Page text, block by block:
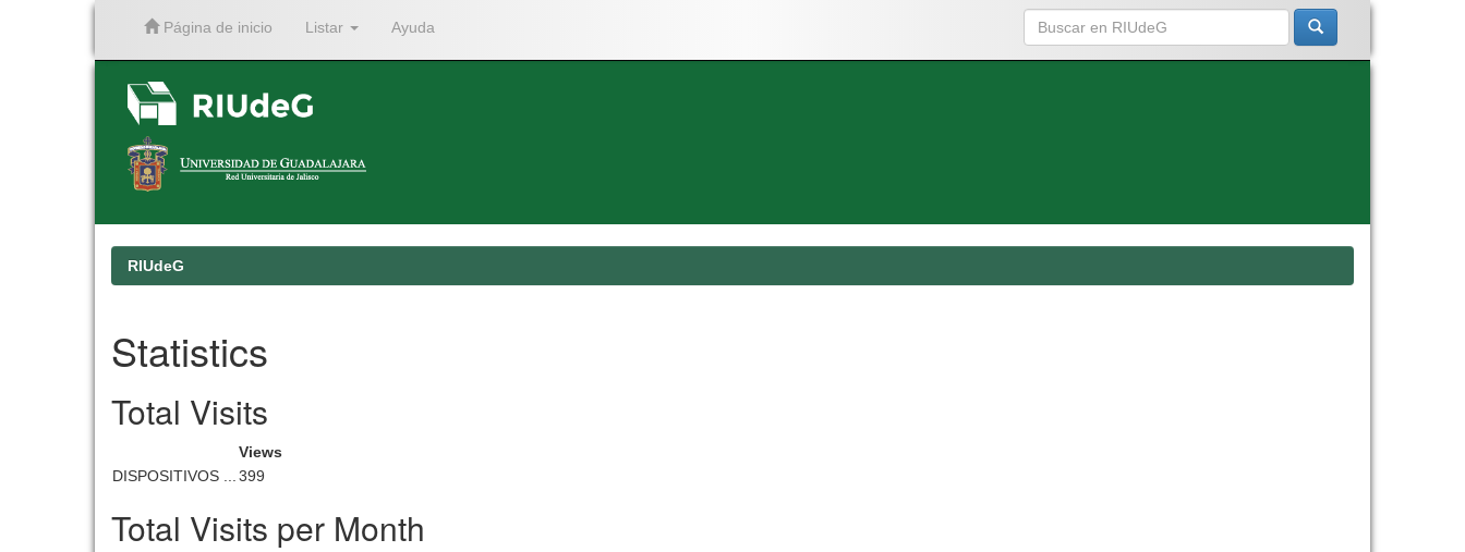
Página de inicio Listar Ayuda
RIUdeG
Statistics
Total Visits
Views
DISPOSITIVOS ...
399
Total Visits per Month